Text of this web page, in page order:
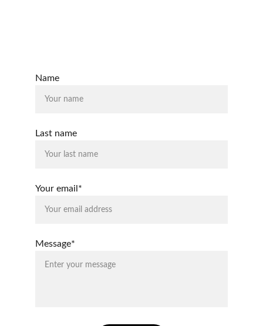
Name
Last name
Your email*
Message*